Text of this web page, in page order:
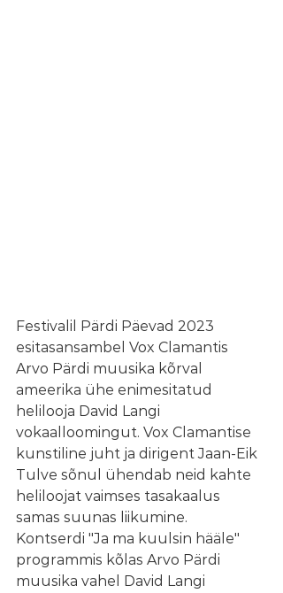
Festivalil Pärdi Päevad 2023
esitasansambel Vox Clamantis
Arvo Pärdi muusika kõrval
ameerika ühe enimesitatud
helilooja David Langi
vokaalloomingut. Vox Clamantise
kunstiline juht ja dirigent Jaan-Eik
Tulve sõnul ühendab neid kahte
heliloojat vaimses tasakaalus
samas suunas liikumine.
Kontserdi "Ja ma kuulsin hääle"
programmis kõlas Arvo Pärdi
muusika vahel David Langi